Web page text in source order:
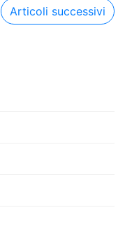
Articoli successivi